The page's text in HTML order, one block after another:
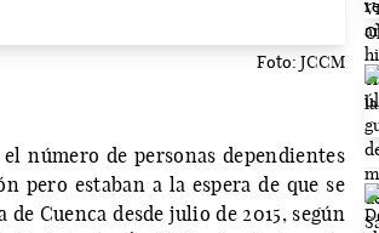
Foto: JCCM
número de personas dependientes
pero estaban a la espera de que se
Cuenca desde julio de 2015, según